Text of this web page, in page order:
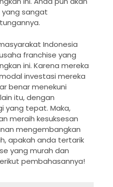
yang sangat
Indonesia
franchise yang
ini. Karena mereka
investasi mereka
benar menekuni
itu, dengan
yang tepat. Maka,
meraih kesuksesan
mengembangkan
apakah anda tertarik
yang murah dan
pembahasannya!